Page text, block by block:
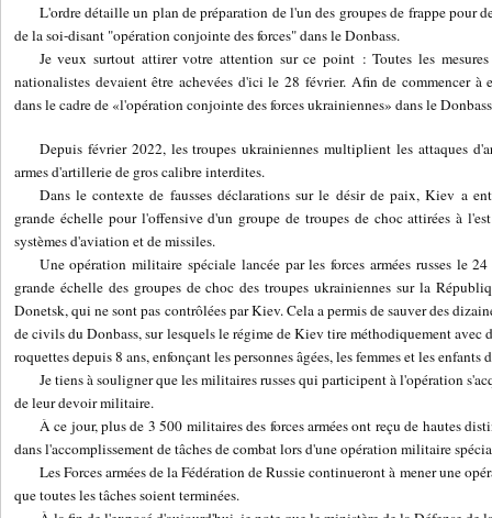
L'ordre détaille un plan de préparation de l'un des groupes de frappe pour
de la soi-disant "opération conjointe des forces" dans le Donbass.
Je veux surtout attirer votre attention sur ce point : Toutes les
nationalistes devaient être achevées d'ici le 28 février. Afin de commencer à
dans le cadre de «l'opération conjointe des forces ukrainiennes» dans le
Depuis février 2022, les troupes ukrainiennes multiplient les attaques
armes d'artillerie de gros calibre interdites.
Dans le contexte de fausses déclarations sur le désir de paix, Kiev a
grande échelle pour l'offensive d'un groupe de troupes de choc attirées à
systèmes d'aviation et de missiles.
Une opération militaire spéciale lancée par les forces armées russes le
grande échelle des groupes de choc des troupes ukrainiennes sur la
Donetsk, qui ne sont pas contrôlées par Kiev. Cela a permis de sauver des
de civils du Donbass, sur lesquels le régime de Kiev tire méthodiquement avec
roquettes depuis 8 ans, enfonçant les personnes âgées, les femmes et les enfants
Je tiens à souligner que les militaires russes qui participent à l'opération
de leur devoir militaire.
À ce jour, plus de 3 500 militaires des forces armées ont reçu de hautes
dans l'accomplissement de tâches de combat lors d'une opération militaire
Les Forces armées de la Fédération de Russie continueront à mener une
que toutes les tâches soient terminées.